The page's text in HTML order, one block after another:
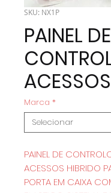
SKU: NX1P
PAINEL DE
Marca *
PAINEL DE
ACESSOS HIBRIDO
PORTA EM CAIXA